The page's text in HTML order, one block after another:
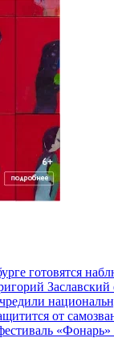
готовятся
от
«Фонарь»